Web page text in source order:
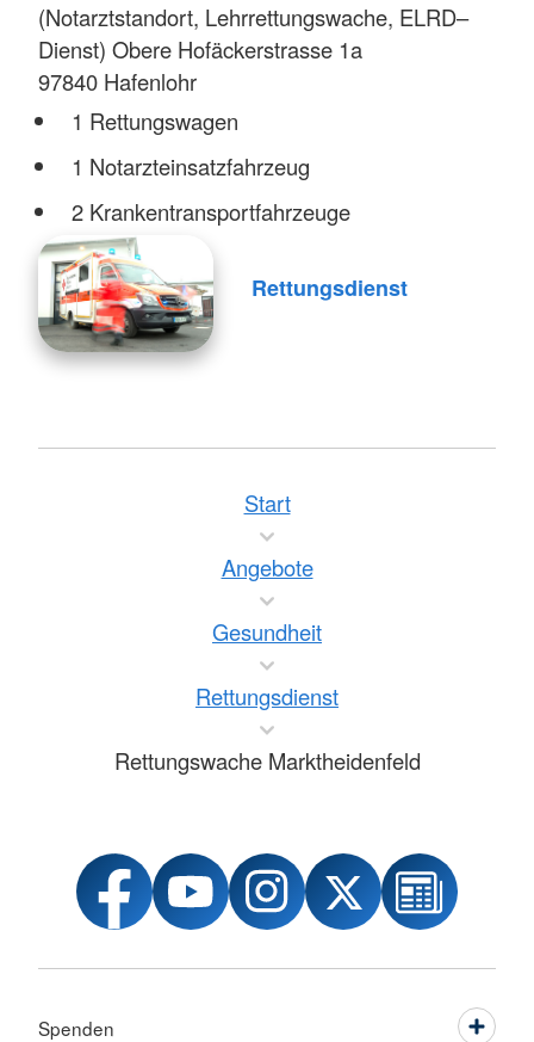
(Notarztstandort, Lehrrettungswache, ELRD–
Dienst) Obere Hofäckerstrasse 1a
97840 Hafenlohr
1 Rettungswagen
1 Notarzteinsatzfahrzeug
2 Krankentransportfahrzeuge
Rettungsdienst
Start
Angebote
Gesundheit
Rettungsdienst
Rettungswache Marktheidenfeld
Spenden